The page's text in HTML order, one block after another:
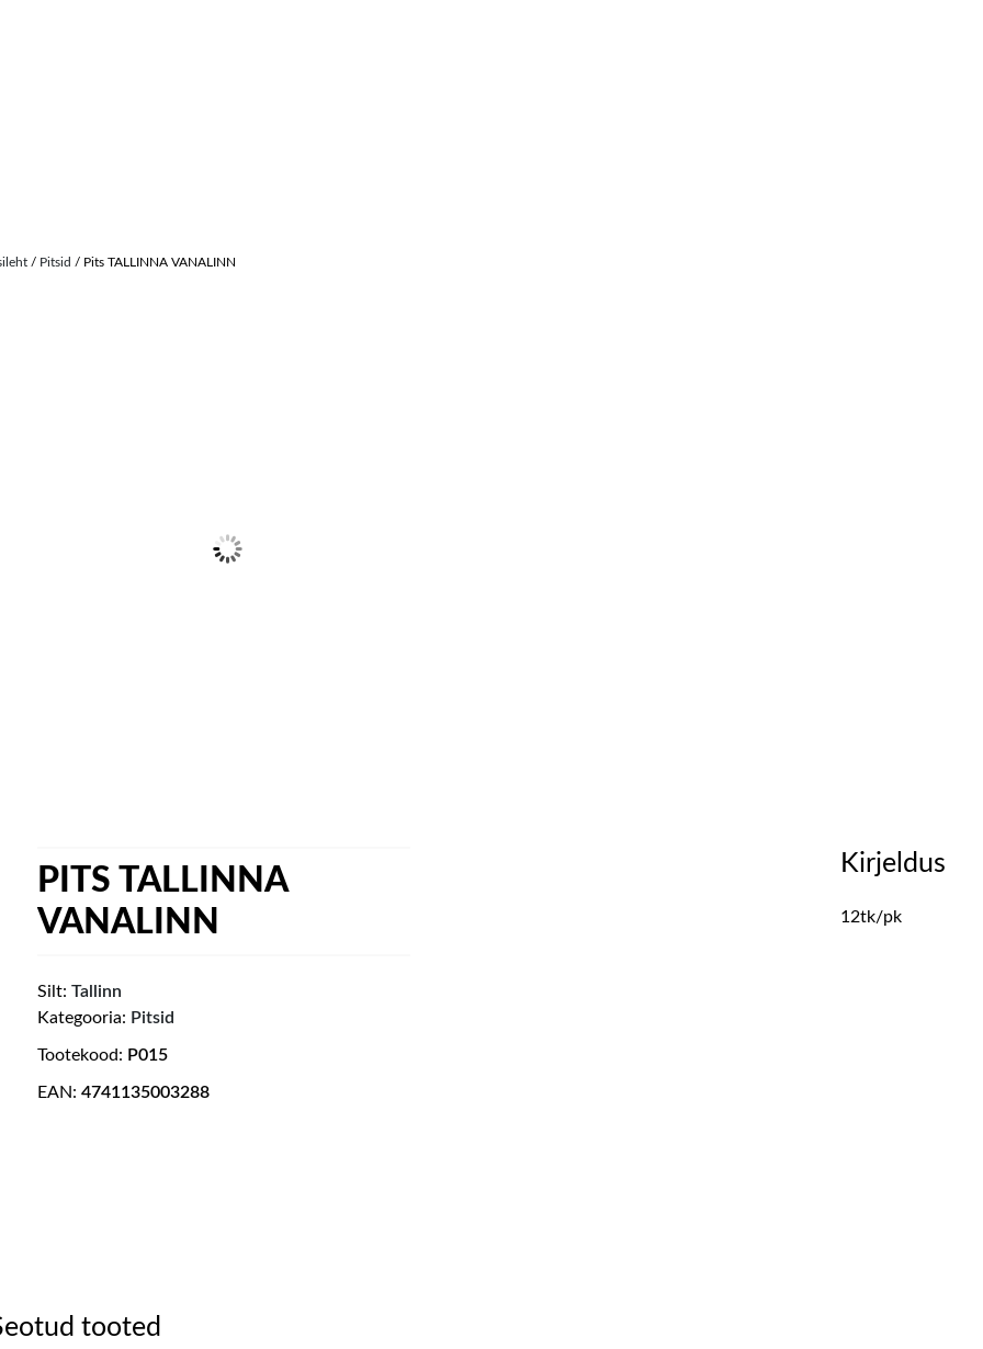
/ Pitsid / Pits TALLINNA VANALINN
PITS TALLINNA
VANALINN
EAN: 4741135003288
Tootekood: P015
Kategooria: Pitsid
Silt: Tallinn
Kirjeldus
12tk/pk
tooted